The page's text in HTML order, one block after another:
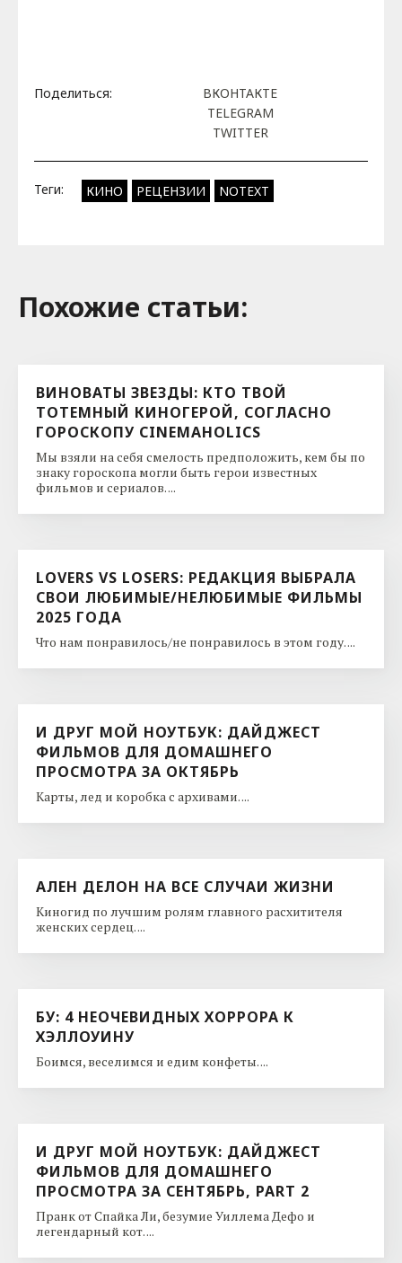
Поделиться:
ВКОНТАКТЕ
TELEGRAM
TWITTER
Теги: КИНО РЕЦЕНЗИИ NOTEXT
Похожие cтатьи:
ВИНОВАТЫ ЗВЕЗДЫ: КТО ТВОЙ
ТОТЕМНЫЙ КИНОГЕРОЙ, СОГЛАСНО
ГОРОСКОПУ CINEMAHOLICS
Мы взяли на себя смелость предположить, кем бы по
знаку гороскопа могли быть герои известных
фильмов и сериалов. ...
LOVERS VS LOSERS: РЕДАКЦИЯ ВЫБРАЛА
СВОИ ЛЮБИМЫЕ/НЕЛЮБИМЫЕ ФИЛЬМЫ
2025 ГОДА
Что нам понравилось/не понравилось в этом году. ...
И ДРУГ МОЙ НОУТБУК: ДАЙДЖЕСТ
ФИЛЬМОВ ДЛЯ ДОМАШНЕГО
ПРОСМОТРА ЗА ОКТЯБРЬ
Карты, лед и коробка с архивами. ...
АЛЕН ДЕЛОН НА ВСЕ СЛУЧАИ ЖИЗНИ
Киногид по лучшим ролям главного расхитителя
женских сердец. ...
БУ: 4 НЕОЧЕВИДНЫХ ХОРРОРА К
ХЭЛЛОУИНУ
Боимся, веселимся и едим конфеты. ...
И ДРУГ МОЙ НОУТБУК: ДАЙДЖЕСТ
ФИЛЬМОВ ДЛЯ ДОМАШНЕГО
ПРОСМОТРА ЗА СЕНТЯБРЬ, PART 2
Пранк от Спайка Ли, безумие Уиллема Дефо и
легендарный кот. ...